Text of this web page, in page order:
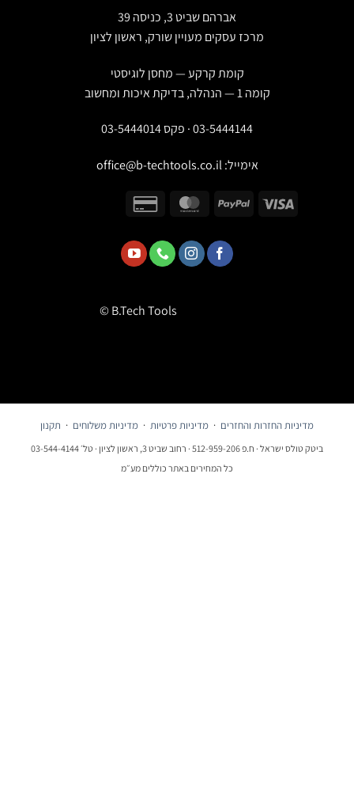
אברהם שביט 3, כניסה 39
מרכז עסקים מעויין שורק, ראשון לציון
קומת קרקע — מחסן לוגיסטי
03-5444144 · פקס 03-5444014
אימייל:office@b-techtools.co.il
© B.Tech Tools
מדיניות החזרות והחזרים ·מדיניות פרטיות·מדיניות משלוחים·תקנון
ביטק טולס ישראל · ח.פ 512-959-206 · רחוב שביט 3, ראשון לציון · טל׳ 03-544-4144
כל המחירים באתר כוללים מע״מ